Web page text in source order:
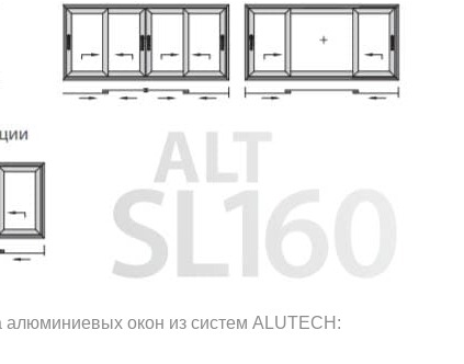
окон из систем ALUTECH: